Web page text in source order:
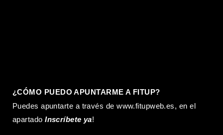
¿CÓMO PUEDO APUNTARME A FITUP?
Puedes apuntarte a través dewww.fitupweb.es, en el
apartadoInscríbete ya!